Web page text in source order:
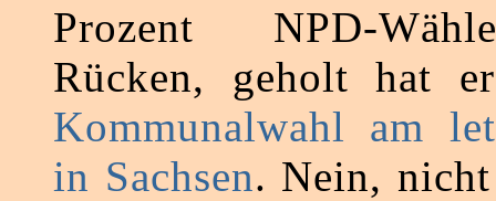
Prozent NPD-
Rücken, geholt hat
Kommunalwahl am
in Sachsen. Nein,